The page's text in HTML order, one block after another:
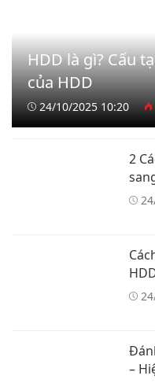
HDD là gì? Cấu
của HDD
24/10/2025 10:20
2
–